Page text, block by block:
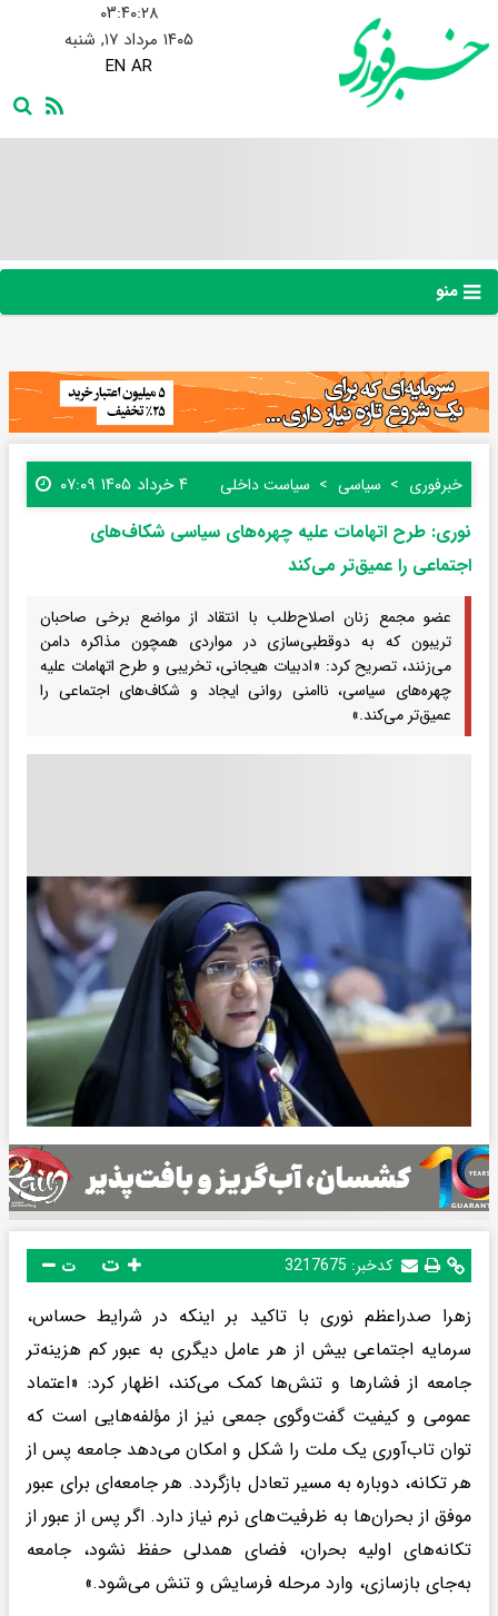
۰۳:۴۰:۲۹
۱۴۰۵ مرداد ۱۷, شنبه
EN AR
منو
خبرفوری سیاسی سیاست داخلی ۴ خرداد ۱۴۰۵ ۰۷:۰۹
نوری: طرح اتهامات علیه چهره‌های سیاسی شکاف‌های
اجتماعی را عمیق‌تر می‌کند
عضو مجمع زنان اصلاح‌طلب با انتقاد از مواضع برخی صاحبان
تریبون که به دوقطبی‌سازی در مواردی همچون مذاکره دامن
می‌زنند، تصریح کرد: «ادبیات هیجانی، تخریبی و طرح اتهامات علیه
چهره‌های سیاسی، ناامنی روانی ایجاد و شکاف‌های اجتماعی را
عمیق‌تر می‌کند.»
کدخبر: 3217675 ت
زهرا صدراعظم نوری با تاکید بر اینکه در شرایط حساس،
سرمایه اجتماعی بیش از هر عامل دیگری به عبور کم‌ هزینه‌تر
جامعه از فشارها و تنش‌ها کمک می‌کند، اظهار کرد: «اعتماد
عمومی و کیفیت گفت‌وگوی جمعی نیز از مؤلفه‌هایی است که
توان تاب‌آوری یک ملت را شکل و امکان می‌دهد جامعه پس از
هر تکانه، دوباره به مسیر تعادل بازگردد. هر جامعه‌ای برای عبور
موفق از بحران‌ها به ظرفیت‌های نرم نیاز دارد. اگر پس از عبور از
تکانه‌های اولیه بحران، فضای همدلی حفظ نشود، جامعه
به‌جای بازسازی، وارد مرحله فرسایش و تنش می‌شود.»